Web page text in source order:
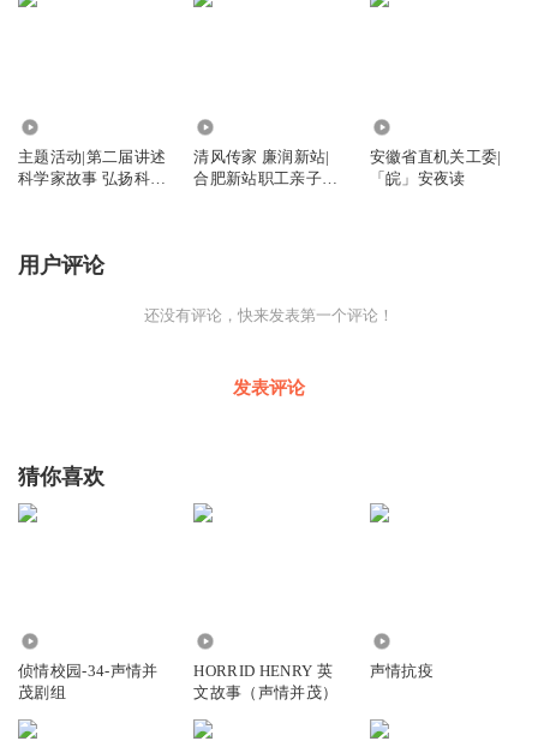
现场，还举办了“安徽省商文旅融合发展集聚区”授牌仪式、
集》专场直播，邀请消费者“云赶集”，持续擦亮肥东“土特
产”金字招牌。
洋蛇出洞、摇大车、走径折、堆宝塔、走行车……“搜货
舞，舞出浓浓的传统中国味。
“早就听说过这条‘蛇’了，有600多岁了，寓意着感恩的含
蛇灯”风采的叶女士兴奋不已。
“咱们肥东洋蛇灯每18年舞一次，每次蛇灯增加1节，目前已
受一下国家级非遗风采。”现场一位邵姓舞灯人介绍说。
惟妙惟肖的泥人、精美的糖画、造型独特的根雕等一批传承
于肥东乡间的非遗技艺表演、展示，也争相在“搜货计”现
主题活动|第二届讲述
科学家故事 弘扬科学
清风传家 廉润新站|
合肥新站职工亲子家
安徽省直机关工委|
「皖」安夜读
用户评论
还没有评论，快来发表第一个评论！
发表评论
猜你喜欢
侦情校园-34-声情并
茂剧组
HORRID HENRY 英
文故事（声情并茂）
声情抗疫